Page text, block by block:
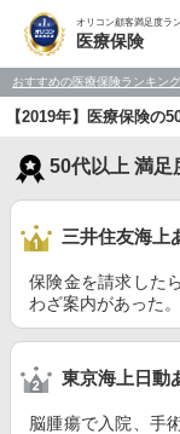
オリコン顧客満足度ラ
医療保険
おすすめの医療保険ランキン
【2019年】医療保険の
50代以上 満足
三井住友海上
保険金を請求した
わざ案内があった
東京海上日動
脳腫瘍で入院、手